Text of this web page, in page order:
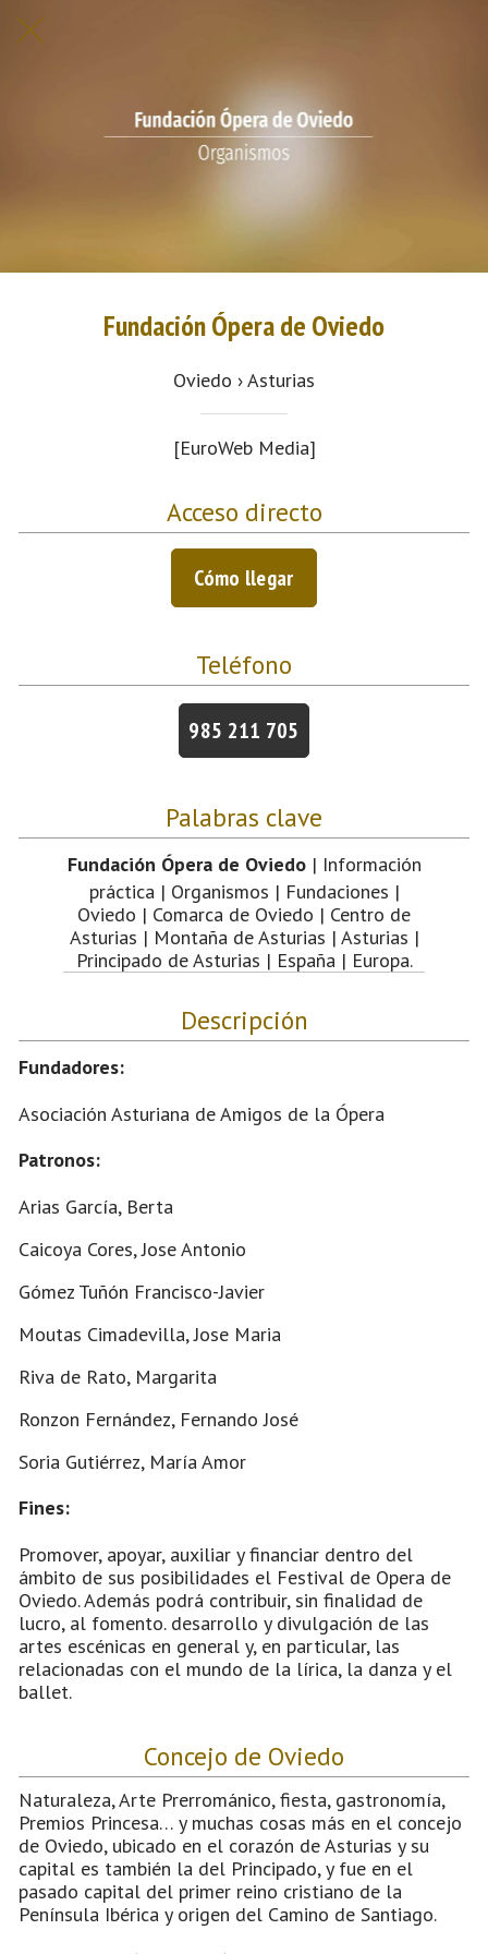
Fundación Ópera de Oviedo
Oviedo › Asturias
[EuroWeb Media]
Acceso directo
Cómo llegar
Teléfono
985 211 705
Palabras clave
Fundación Ópera de Oviedo| Información
práctica | Organismos | Fundaciones |
Oviedo | Comarca de Oviedo | Centro de
Asturias | Montaña de Asturias | Asturias |
Principado de Asturias | España | Europa.
Descripción
Fundadores:
Asociación Asturiana de Amigos de la Ópera
Patronos:
Arias García, Berta
Caicoya Cores, Jose Antonio
Gómez Tuñón Francisco-Javier
Moutas Cimadevilla, Jose Maria
Riva de Rato, Margarita
Ronzon Fernández, Fernando José
Soria Gutiérrez, María Amor
Fines:
Promover, apoyar, auxiliar y financiar dentro del
ámbito de sus posibilidades el Festival de Opera de
Oviedo. Además podrá contribuir, sin finalidad de
lucro, al fomento. desarrollo y divulgación de las
artes escénicas en general y, en particular, las
relacionadas con el mundo de la lírica, la danza y el
ballet.
Concejo de Oviedo
Naturaleza, Arte Prerrománico, fiesta, gastronomía,
Premios Princesa… y muchas cosas más en el concejo
de Oviedo, ubicado en el corazón de Asturias y su
capital es también la del Principado, y fue en el
pasado capital del primer reino cristiano de la
Península Ibérica y origen del Camino de Santiago.